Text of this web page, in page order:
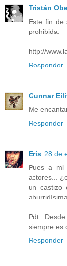
Tristán
Este fin de
prohibida.
http://
Responder
Gunnar
Me
Responder
Eris 28 de
Pues a mi
actores...
un castizo
Pdt.
siempre es
Responder